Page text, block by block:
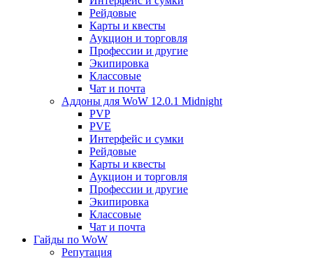
Рейдовые
Карты и квесты
Аукцион и торговля
Профессии и другие
Экипировка
Классовые
Чат и почта
Аддоны для WoW 12.0.1 Midnight
PVP
PVE
Интерфейс и сумки
Рейдовые
Карты и квесты
Аукцион и торговля
Профессии и другие
Экипировка
Классовые
Чат и почта
Гайды по WoW
Репутация